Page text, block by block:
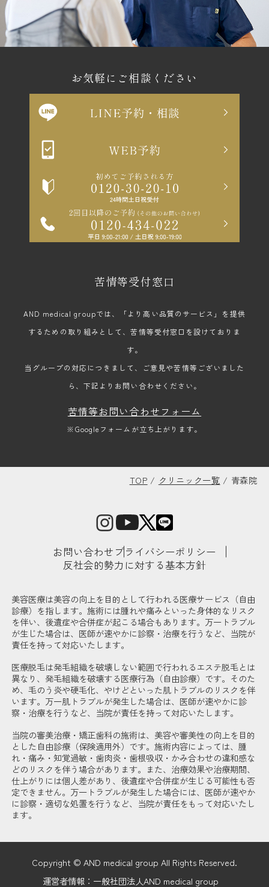
お気軽にご相談ください
苦情等受付窓口
AND medical groupでは、「より高い品質のサービス」を提供
するための取り組みとして、苦情等受付窓口を設けておりま
す。
当グループの対応につきまして、ご意見や苦情等ございました
ら、下記よりお問い合わせください。
苦情等お問い合わせフォーム
※Googleフォームが立ち上がります。
TOP / クリニック一覧 / 青森院
お問い合わせ プライバシーポリシー
反社会的勢力に対する基本方針
美容医療は美容の向上を目的として行われる医療サービス（自由
診療）を指します。施術には腫れや痛みといった身体的なリスク
を伴い、後遺症や合併症が起こる場合もあります。万一トラブル
が生じた場合は、医師が速やかに診察・治療を行うなど、当院が
責任を持って対応いたします。
医療脱毛は発毛組織を破壊しない範囲で行われるエステ脱毛とは
異なり、発毛組織を破壊する医療行為（自由診療）です。そのた
め、毛のう炎や硬毛化、やけどといった肌トラブルのリスクを伴
います。万一肌トラブルが発生した場合は、医師が速やかに診
察・治療を行うなど、当院が責任を持って対応いたします。
当院の審美治療・矯正歯科の施術は、美容や審美性の向上を目的
とした自由診療（保険適用外）です。施術内容によっては、腫
れ・痛み・知覚過敏・歯肉炎・歯根吸収・かみ合わせの違和感な
どのリスクを伴う場合があります。また、治療効果や治療期間、
仕上がりには個人差があり、後遺症や合併症が生じる可能性も否
定できません。万一トラブルが発生した場合には、医師が速やか
に診察・適切な処置を行うなど、当院が責任をもって対応いたし
ます。
Copyright © AND medical group All Rights Reserved.
運営者情報：一般社団法人AND medical group